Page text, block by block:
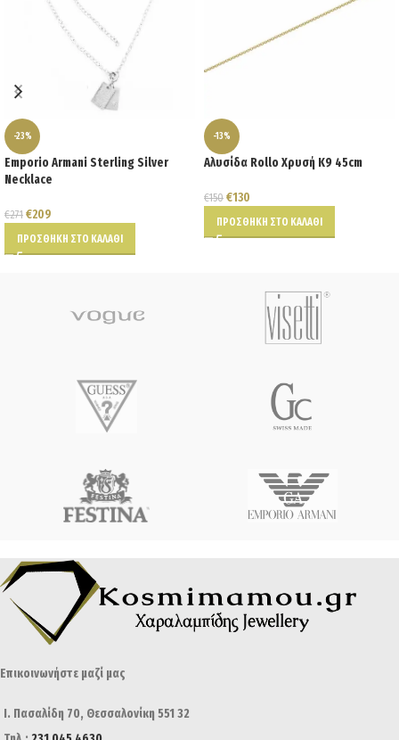
-23%
Emporio Armani Sterling Silver
Necklace
€271 €209
ΠΡΟΣΘΉΚΗ ΣΤΟ ΚΑΛΆΘΙ
-13%
Αλυσίδα Rollo Χρυσή Κ9 45cm
€150 €130
ΠΡΟΣΘΉΚΗ ΣΤΟ ΚΑΛΆΘΙ
Επικοινωνήστε μαζί μας
Ι. Πασαλίδη 70, Θεσσαλονίκη 551 32